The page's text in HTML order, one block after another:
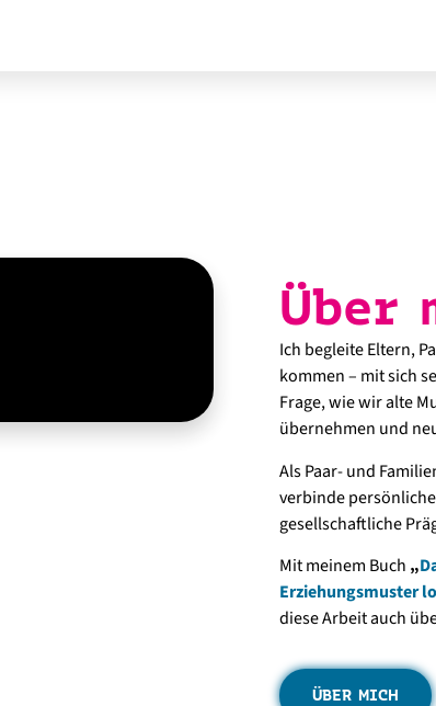
Über
Ich begleite Eltern,
kommen – mit sich
Frage, wie wir alte
übernehmen und
Als Paar- und
verbinde
gesellschaftliche
Mit meinem Buch „
Erziehungsmuster
diese Arbeit auch
ÜBER MICH